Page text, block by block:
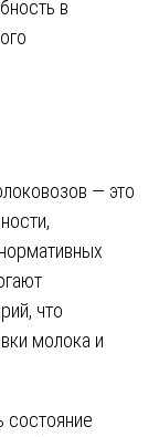
в
— это
что
молока и
состояние